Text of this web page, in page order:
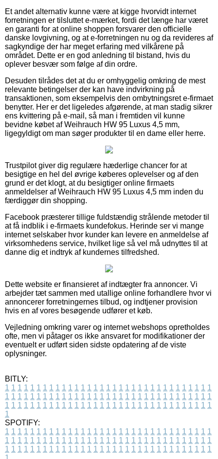
Et andet alternativ kunne være at kigge hvorvidt internet
forretningen er tilsluttet e-mærket, fordi det længe har været
en garanti for at online shoppen forsvarer den officielle
danske lovgivning, og at e-forretningen nu og da revideres af
sagkyndige der har meget erfaring med vilkårene på
området. Dette er en god anledning til bistand, hvis du
oplever besvær som følge af din ordre.
Desuden tilrådes det at du er omhyggelig omkring de mest
relevante betingelser der kan have indvirkning på
transaktionen, som eksempelvis den ombytningsret e-firmaet
benytter. Her er det ligeledes afgørende, at man stadig sikrer
ens kvittering på e-mail, så man i fremtiden vil kunne
bevidne købet af Weihrauch HW 95 Luxus 4,5 mm,
ligegyldigt om man søger produkter til en dame eller herre.
Trustpilot giver dig regulære hæderlige chancer for at
besigtige en hel del øvrige køberes oplevelser og af den
grund er det klogt, at du besigtiger online firmaets
anmeldelser af Weihrauch HW 95 Luxus 4,5 mm inden du
færdiggør din shopping.
Facebook præsterer tillige fuldstændig strålende metoder til
at få indblik i e-firmaets kundefokus. Herinde ser vi mange
internet selskaber hvor kunder kan levere en anmeldelse af
virksomhedens service, hvilket lige så vel må udnyttes til at
danne dig et indtryk af kundernes tilfredshed.
Dette website er finansieret af indtægter fra annoncer. Vi
arbejder tæt sammen med utallige online forhandlere hvor vi
annoncerer forretningernes tilbud, og indtjener provision
hvis en af vores besøgende udfører et køb.
Vejledning omkring varer og internet webshops opretholdes
ofte, men vi påtager os ikke ansvaret for modifikationer der
eventuelt er udført siden sidste opdatering af de viste
oplysninger.
BITLY:
1 1 1 1 1 1 1 1 1 1 1 1 1 1 1 1 1 1 1 1 1 1 1 1 1 1 1 1 1 1 1 1 1
1 1 1 1 1 1 1 1 1 1 1 1 1 1 1 1 1 1 1 1 1 1 1 1 1 1 1 1 1 1 1 1 1
1 1 1 1 1 1 1 1 1 1 1 1 1 1 1 1 1 1 1 1 1 1 1 1 1 1 1 1 1 1 1 1 1
1
SPOTIFY:
1 1 1 1 1 1 1 1 1 1 1 1 1 1 1 1 1 1 1 1 1 1 1 1 1 1 1 1 1 1 1 1 1
1 1 1 1 1 1 1 1 1 1 1 1 1 1 1 1 1 1 1 1 1 1 1 1 1 1 1 1 1 1 1 1 1
1 1 1 1 1 1 1 1 1 1 1 1 1 1 1 1 1 1 1 1 1 1 1 1 1 1 1 1 1 1 1 1 1